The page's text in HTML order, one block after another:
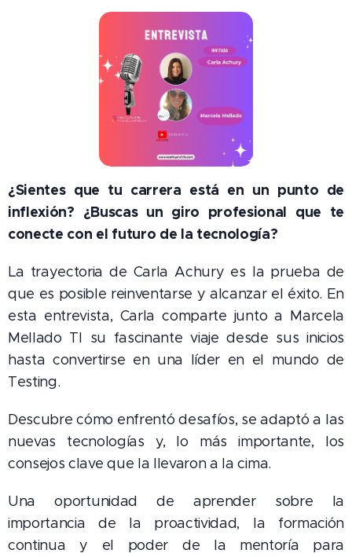
¿Sientes que tu carrera está en un punto de
inflexión? ¿Buscas un giro profesional que te
conecte con el futuro de la tecnología?
La trayectoria de Carla Achury es la prueba de
que es posible reinventarse y alcanzar el éxito. En
esta entrevista, Carla comparte junto a Marcela
Mellado TI su fascinante viaje desde sus inicios
hasta convertirse en una líder en el mundo de
Testing.
Descubre cómo enfrentó desafíos, se adaptó a las
nuevas tecnologías y, lo más importante, los
consejos clave que la llevaron a la cima.
Una oportunidad de aprender sobre la
importancia de la proactividad, la formación
continua y el poder de la mentoría para